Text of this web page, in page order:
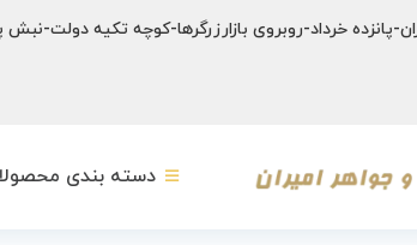
پانزده خرداد-روبروی بازارزرگرها-کوچه تکیه دولت-نبش
دسته بندی